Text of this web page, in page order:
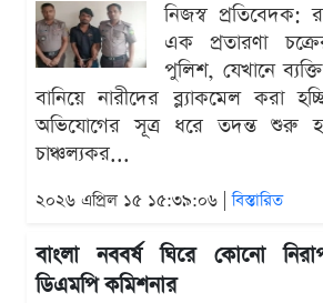
নিজস্ব প্রতিবেদক:
এক প্রতারণা
পুলিশ, যেখানে
বানিয়ে নারীদের ব্ল্যাকমেল করা
অভিযোগের সূত্র ধরে তদন্ত শুরু
চাঞ্চল্যকর...
২০২৬ এপ্রিল ১৫ ১৫:৩৯:০৬ |বিস্তারিত
বাংলা নববর্ষ ঘিরে কোনো
ডিএমপি কমিশনার